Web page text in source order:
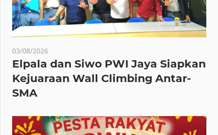
03/08/2026
Elpala dan Siwo PWI Jaya Siapkan
Kejuaraan Wall Climbing Antar-
SMA